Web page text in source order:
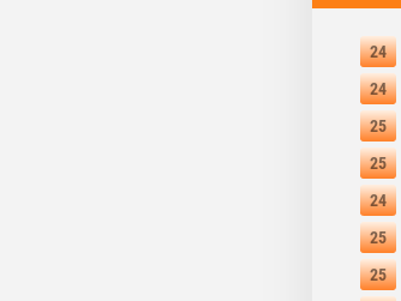
24
24
25
25
24
25
25